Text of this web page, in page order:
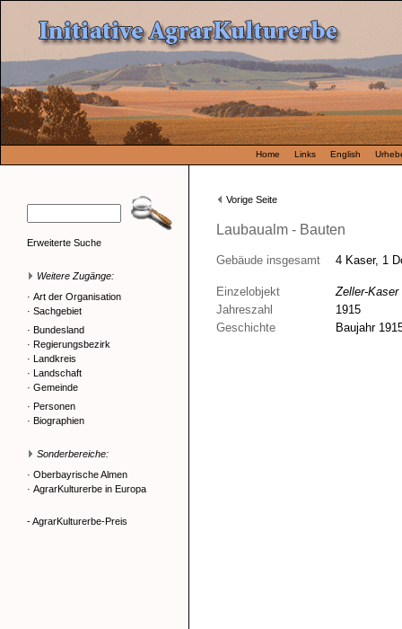
Home Links English
Erweiterte Suche
Weitere Zugänge:
· Art der Organisation
· Sachgebiet
· Bundesland
· Regierungsbezirk
· Landkreis
· Landschaft
· Gemeinde
· Personen
· Biographien
Sonderbereiche:
· Oberbayrische Almen
· AgrarKulturerbe in Europa
- AgrarKulturerbe-Preis
Vorige Seite
Laubaualm - Bauten
Gebäude insgesamt 4 Kaser, 1
Einzelobjekt
Zeller-Kaser
Jahreszahl
1915
Geschichte
Baujahr